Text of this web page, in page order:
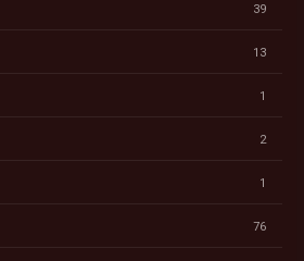
39
13
1
2
1
76